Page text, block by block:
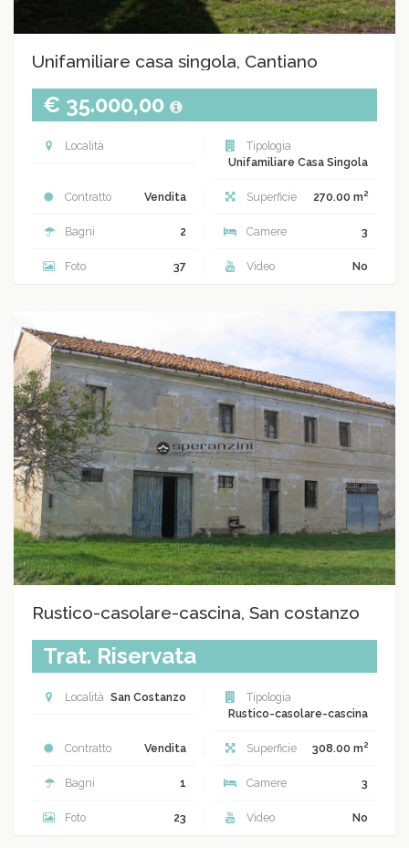
Unifamiliare casa singola, Cantiano
€ 35.000,00
Località
Tipologia
Unifamiliare Casa Singola
Contratto Vendita Superficie 270.00 m2
Bagni 2 Camere 3
Foto 37 Video No
Rustico-casolare-cascina, San costanzo
Trat. Riservata
Località San Costanzo
Tipologia
Rustico-casolare-cascina
Contratto Vendita Superficie 308.00 m2
Bagni 1 Camere 3
Foto 23 Video No